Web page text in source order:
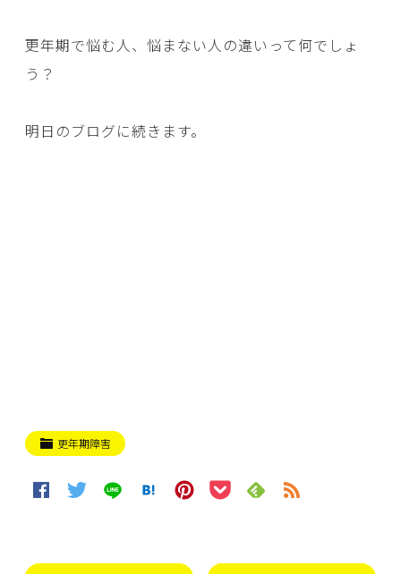
更年期で悩む人、悩まない人の違いって何でしょ
う？
明日のブログに続きます。
更年期障害